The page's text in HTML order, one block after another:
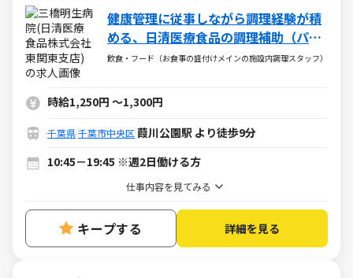
健康管理に従事しながら調理経験が積
める、日清医療食品の調理補助（パー
ト・アルバイト）求人
飲食・フード（お食事の盛付けメインの施設内調理スタッフ）
時給1,250円 ～1,300円
千葉県千葉市中央区 葭川公園駅 より徒歩9分
10:45－19:45 ※週2日働ける方
仕事内容を見てみる
キープする 詳細を見る